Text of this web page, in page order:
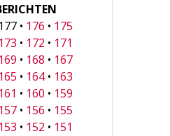
• 176 • 175
173 • 172 • 171
169 • 168 • 167
165 • 164• 163
161 • 160 • 159
157 • 156 • 155
153 • 152 • 151